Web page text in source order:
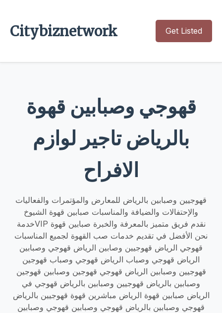
Citybiznetwork Get Listed
قهوجي وصبابين قهوة
بالرياض تاجير لوازم
الافراح
قهوجيين وصبابين بالرياض للمعارض والمؤتمرات والفعاليات
والإحتفالات والضيافة والمناسبات صبابين قهوة الشيوخ
خدمةVIP نقدم فريق متميز بالمعرفة والخبرة صبابين قهوة
نحن الأفضل في تقديم خدمات صب القهوة لجميع المناسبات
قهوجي الرياض قهوجيين وصابين الرياض قهوجي وصبابين
الرياض قهوجي وصباب الرياض قهوجي وصباب قهوجين
قهوجيين وصبابين الرياض قهوجي قهوجين وصبابين قهوجين
وصبابين بالرياض قهوجيين وصبابين بالرياض قهوجي في
الرياض صبابين قهوة الرياض مباشرين قهوة قهوجيين بالرياض
قهوجي وصبابين بالرياض قهوجي وصبابين قهوجي وصبابين